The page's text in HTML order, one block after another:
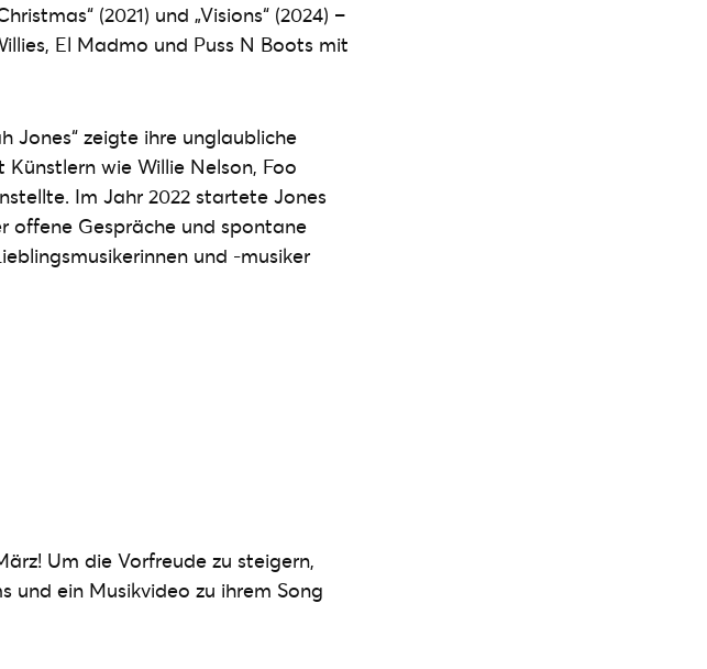
(2021) und „Visions“ (2024) –
El Madmo und Puss N Boots mit
Jones“ zeigte ihre unglaubliche
wie Willie Nelson, Foo
Im Jahr 2022 startete Jones
offene Gespräche und spontane
und -musiker
Um die Vorfreude zu steigern,
und ein Musikvideo zu ihrem Song